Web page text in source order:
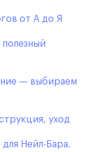
от А до Я
— выбираем
уход
Нейл-Бара.